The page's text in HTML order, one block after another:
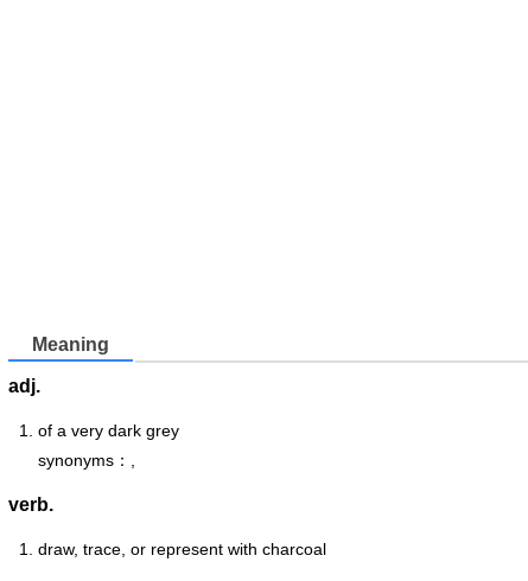
Meaning
adj.
of a very dark grey
synonyms：,
verb.
draw, trace, or represent with charcoal